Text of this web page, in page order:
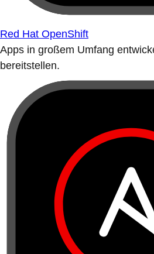
Red Hat OpenShift
Apps in großem Umfang
bereitstellen.